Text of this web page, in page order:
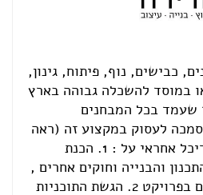
כבישים, נוף, פיתוח, גינון,
במוסד להשכלה גבוהה בארץ
שעמד בכל המבחנים
לעסוק במקצוע זה (ראה
גם מורשה היתר). האדריכל אחראי על : 1. הכנת
והבנייה וחוקים אחרים ,
התקפים באיזור וקשורים בפרויקט 2. הגשת התוכניות